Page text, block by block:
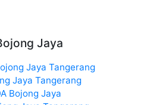
Jaya
Jaya Tangerang
Jaya Tangerang
Bojong Jaya